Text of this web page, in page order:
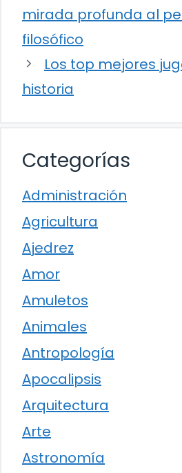
mirada profunda al
filosófico
Los top mejores
historia
Categorías
Administración
Agricultura
Ajedrez
Amor
Amuletos
Animales
Antropología
Apocalipsis
Arquitectura
Arte
Astronomía